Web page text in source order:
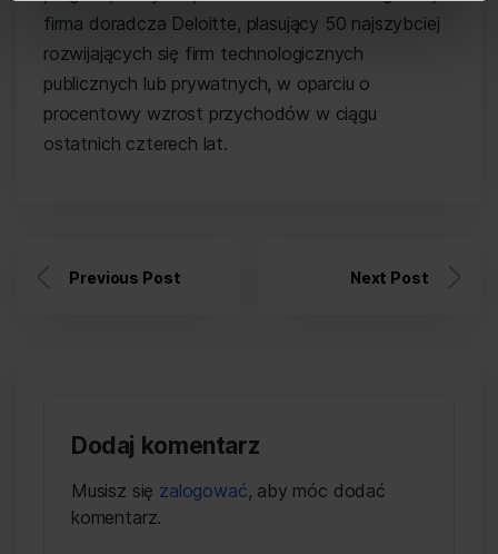
firma doradcza Deloitte, plasujący 50 najszybciej
rozwijających się firm technologicznych
publicznych lub prywatnych, w oparciu o
procentowy wzrost przychodów w ciągu
ostatnich czterech lat.
Previous Post Next Post
Dodaj komentarz
Musisz się zalogować, aby móc dodać
komentarz.